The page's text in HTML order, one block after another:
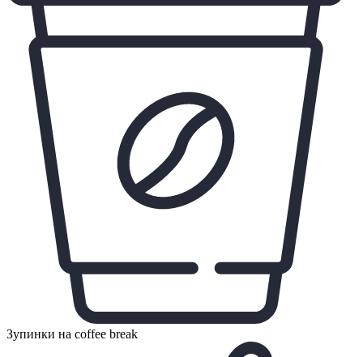
Зупинки на coffee break